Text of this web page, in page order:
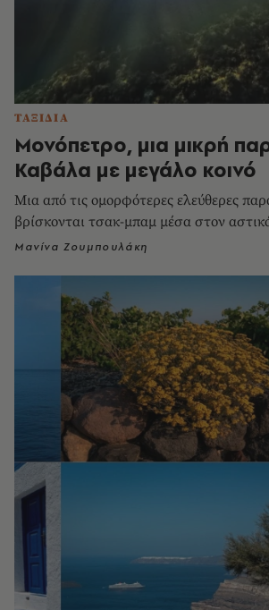
ΤΑΞΙΔΙΑ
Μονόπετρο, μια μικρή
Καβάλα με μεγάλο κοινό
Μια από τις ομορφότερες ελεύθερες
βρίσκονται τσακ-μπαμ μέσα στον
Μανίνα Ζουμπουλάκη